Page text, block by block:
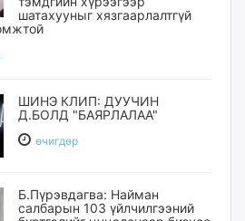
шатахууныг хязгаарлалтгүй
ШИНЭ КЛИП: ДУУЧИН
Д.БОЛД "БАЯРЛАЛАА"
өчигдѳр
Б.Пүрэвдагва: Найман
салбарын 103 үйлчилгээний